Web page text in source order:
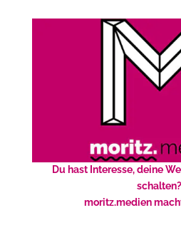
Du hast Interesse, deine
schalten?
moritz.medien